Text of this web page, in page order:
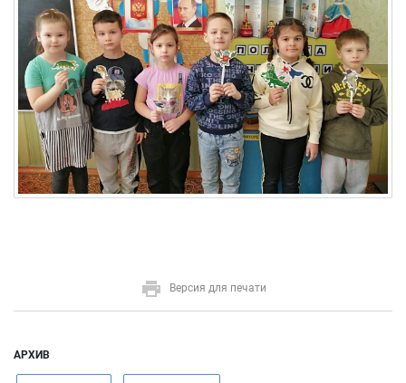
Версия для печати
АРХИВ